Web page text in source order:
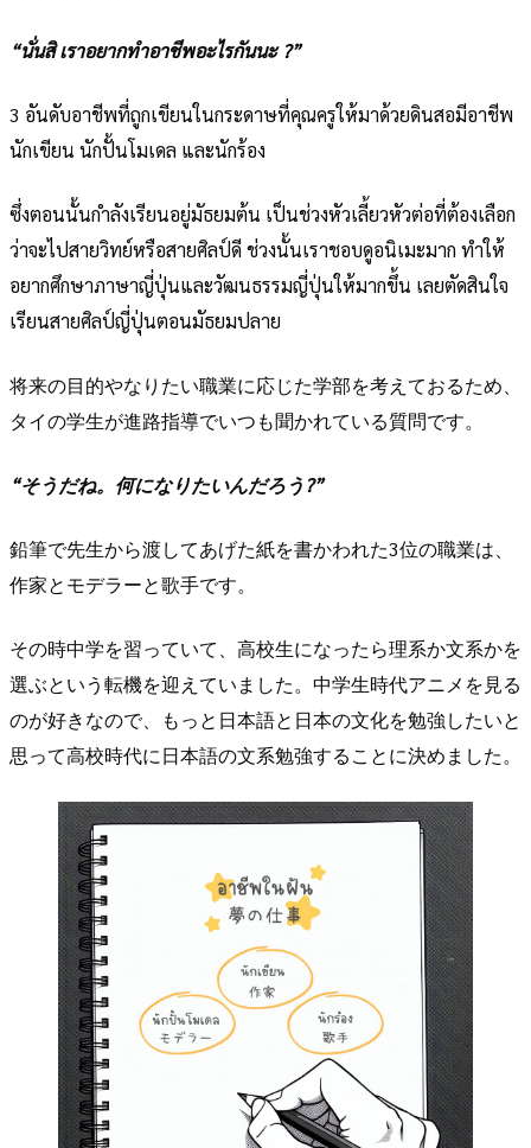
“นั่นสิ เราอยากทำอาชีพอะไรกันนะ ?”
3 อันดับอาชีพที่ถูกเขียนในกระดาษที่คุณครูให้มาด้วยดินสอมีอาชีพ
นักเขียน นักปั้นโมเดล และนักร้อง
ซึ่งตอนนั้นกำลังเรียนอยู่มัธยมต้น เป็นช่วงหัวเลี้ยวหัวต่อที่ต้องเลือก
ว่าจะไปสายวิทย์หรือสายศิลป์ดี ช่วงนั้นเราชอบดูอนิเมะมาก ทำให้
อยากศึกษาภาษาญี่ปุ่นและวัฒนธรรมญี่ปุ่นให้มากขึ้น เลยตัดสินใจ
เรียนสายศิลป์ญี่ปุ่นตอนมัธยมปลาย
将来の目的やなりたい職業に応じた学部を考えておるため、
タイの学生が進路指導でいつも聞かれている質問です。
“そうだね。何になりたいんだろう?”
鉛筆で先生から渡してあげた紙を書かわれた3位の職業は、
作家とモデラーと歌手です。
その時中学を習っていて、高校生になったら理系か文系かを
選ぶという転機を迎えていました。中学生時代アニメを見る
のが好きなので、もっと日本語と日本の文化を勉強したいと
思って高校時代に日本語の文系勉強することに決めました。